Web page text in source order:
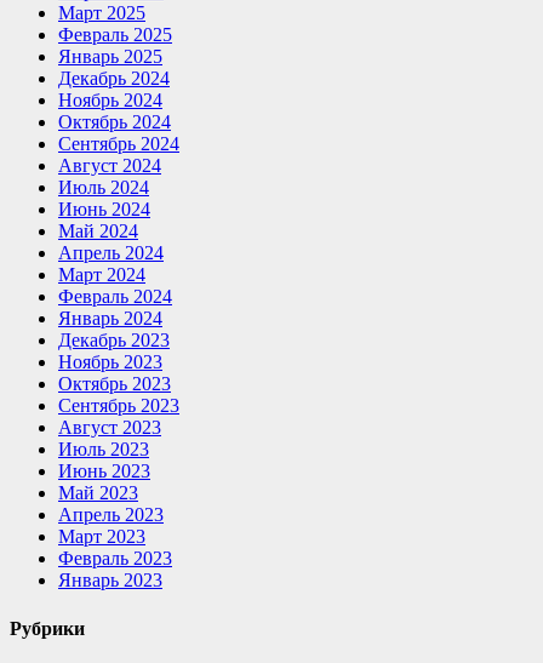
Март 2025
Февраль 2025
Январь 2025
Декабрь 2024
Ноябрь 2024
Октябрь 2024
Сентябрь 2024
Август 2024
Июль 2024
Июнь 2024
Май 2024
Апрель 2024
Март 2024
Февраль 2024
Январь 2024
Декабрь 2023
Ноябрь 2023
Октябрь 2023
Сентябрь 2023
Август 2023
Июль 2023
Июнь 2023
Май 2023
Апрель 2023
Март 2023
Февраль 2023
Январь 2023
Рубрики